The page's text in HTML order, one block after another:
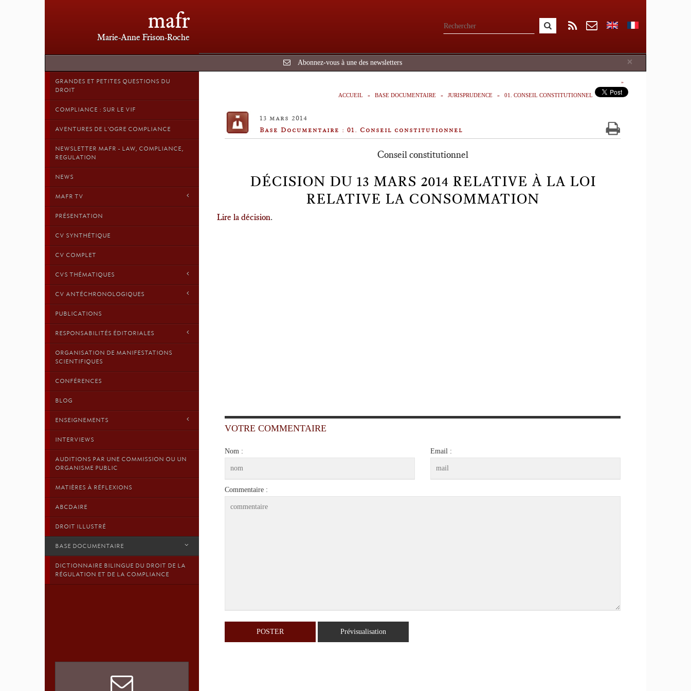
mafr
Marie-Anne Frison-Roche
×
Abonnez-vous à une des newsletters
GRANDES ET PETITES QUESTIONS DU
DROIT
COMPLIANCE : SUR LE VIF
AVENTURES DE L'OGRE COMPLIANCE
NEWSLETTER MAFR - LAW, COMPLIANCE,
REGULATION
NEWS
MAFR TV
PRÉSENTATION
CV SYNTHÉTIQUE
CV COMPLET
CVS THÉMATIQUES
CV ANTÉCHRONOLOGIQUES
PUBLICATIONS
RESPONSABILITÉS ÉDITORIALES
ORGANISATION DE MANIFESTATIONS
SCIENTIFIQUES
CONFÉRENCES
BLOG
ENSEIGNEMENTS
INTERVIEWS
AUDITIONS PAR UNE COMMISSION OU UN
ORGANISME PUBLIC
MATIÈRES À RÉFLEXIONS
ABCDAIRE
DROIT ILLUSTRÉ
BASE DOCUMENTAIRE
DICTIONNAIRE BILINGUE DU DROIT DE LA
RÉGULATION ET DE LA COMPLIANCE
ACCUEIL BASE DOCUMENTAIRE JURISPRUDENCE 01. CONSEIL CONSTITUTIONNEL
13 mars 2014
Base Documentaire : 01. Conseil constitutionnel
Conseil constitutionnel
DÉCISION DU 13 MARS 2014 RELATIVE À LA LOI
RELATIVE LA CONSOMMATION
Lire la décision.
VOTRE COMMENTAIRE
Nom : Email :
Commentaire :